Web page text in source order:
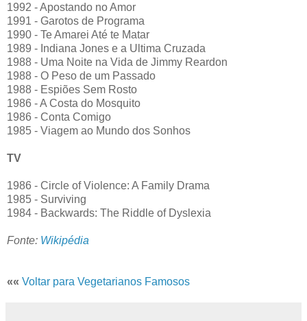
1992 - Apostando no Amor
1991 - Garotos de Programa
1990 - Te Amarei Até te Matar
1989 - Indiana Jones e a Ultima Cruzada
1988 - Uma Noite na Vida de Jimmy Reardon
1988 - O Peso de um Passado
1988 - Espiões Sem Rosto
1986 - A Costa do Mosquito
1986 - Conta Comigo
1985 - Viagem ao Mundo dos Sonhos
TV
1986 - Circle of Violence: A Family Drama
1985 - Surviving
1984 - Backwards: The Riddle of Dyslexia
Fonte: Wikipédia
«« Voltar para Vegetarianos Famosos